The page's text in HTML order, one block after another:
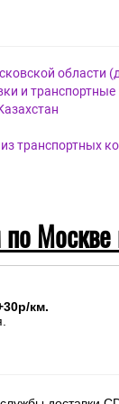
области
и
транспортных
по
км.